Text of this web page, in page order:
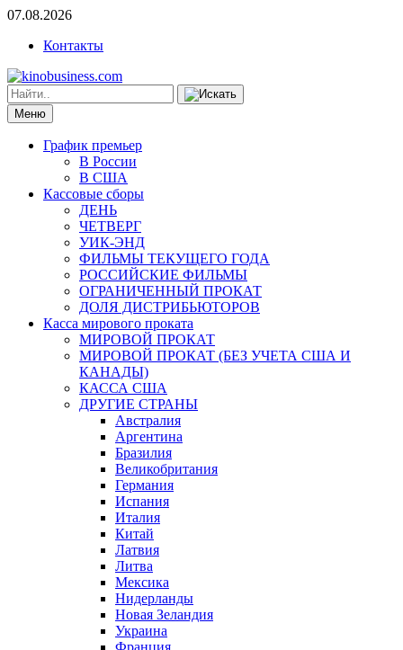
07.08.2026
Контакты
Меню
График премьер
В России
В США
Кассовые сборы
ДЕНЬ
ЧЕТВЕРГ
УИК-ЭНД
ФИЛЬМЫ ТЕКУЩЕГО ГОДА
РОССИЙСКИЕ ФИЛЬМЫ
ОГРАНИЧЕННЫЙ ПРОКАТ
ДОЛЯ ДИСТРИБЬЮТОРОВ
Касса мирового проката
МИРОВОЙ ПРОКАТ
МИРОВОЙ ПРОКАТ (БЕЗ УЧЕТА США И
КАНАДЫ)
КАССА США
ДРУГИЕ СТРАНЫ
Австралия
Аргентина
Бразилия
Великобритания
Германия
Испания
Италия
Китай
Латвия
Литва
Мексика
Нидерланды
Новая Зеландия
Украина
Франция